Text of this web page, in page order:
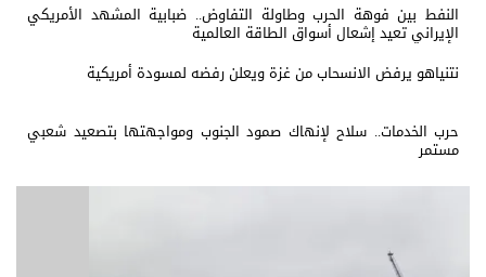
النفط بين فوهة الحرب وطاولة التفاوض.. ضبابية المشهد الأمريكي
الإيراني تعيد إشعال أسواق الطاقة العالمية
نتنياهو يرفض الانسحاب من غزة ويعلن رفضه لمسودة أمريكية
حرب الخدمات.. سلاح لإنهاك صمود الجنوب ومواجهتها بتصعيد شعبي
مستمر